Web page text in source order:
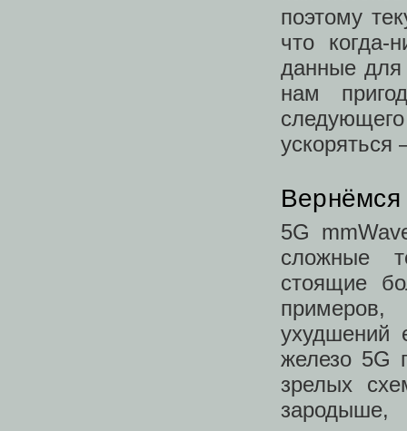
поэтому
что когда-
данные для
нам
ускоряться
5G
сложные
стоящие
ухудшений
железо 5G
зрелых